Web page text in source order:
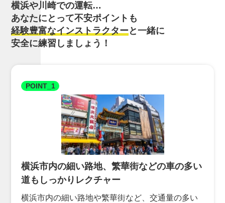
横浜や川崎での運転…
あなたにとって不安ポイントも
経験豊富なインストラクターと一緒に
安全に練習しましょう！
POINT_1
横浜市内の細い路地、繁華街などの車の多い
道もしっかりレクチャー
横浜市内の細い路地や繁華街など、交通量の多い